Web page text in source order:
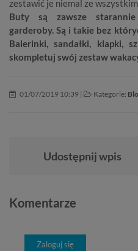
zestawić je niemal ze
Buty są zawsze
garderoby. Są i takie bez
Balerinki, sandałki, klapki,
skompletuj swój zestaw
01/07/2019 10:39 | Kategorie:
Udostępnij wpis
Komentarze
Zaloguj się